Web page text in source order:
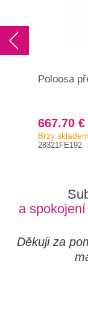
Poloosa
667.70 €
Brzy skladem
28321FE192
a
Děkuji za